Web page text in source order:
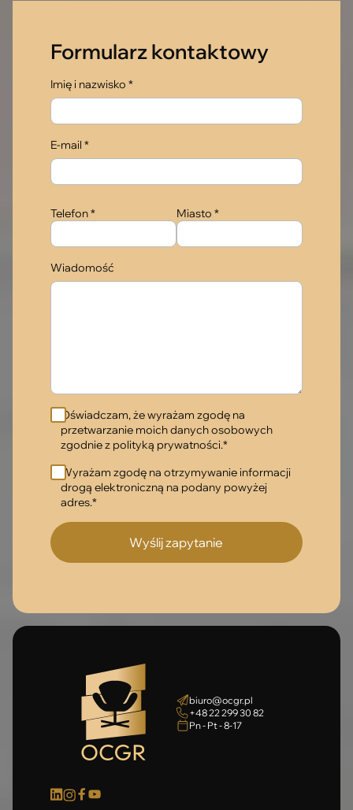
Formularz kontaktowy
Imię i nazwisko *
E-mail *
Telefon * Miasto *
Wiadomość
Oświadczam, że wyrażam zgodę na
przetwarzanie moich danych osobowych
zgodnie z polityką prywatności.*
Wyrażam zgodę na otrzymywanie informacji
drogą elektroniczną na podany powyżej
adres.*
biuro@ocgr.pl
+48 22 299 30 82
Pn - Pt - 8-17